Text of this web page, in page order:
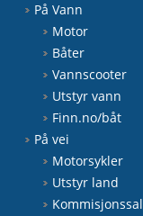
På Vann
Motor
Båter
Vannscooter
Utstyr vann
Finn.no/båt
På vei
Motorsykler
Utstyr land
Kommisjonssal